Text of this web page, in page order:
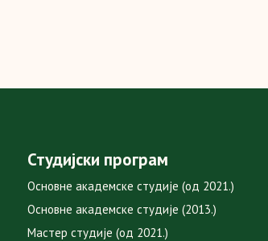
Студијски програм
Основне академске студије (од 2021.)
Основне академске студије (2013.)
Мастер студије (од 2021.)